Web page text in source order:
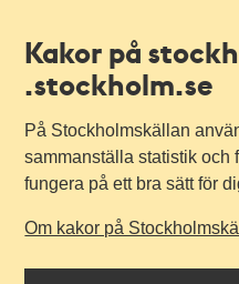
Kakor på
.stockholm.se
På Stockholmskällan
sammanställa statistik och
fungera på ett bra sätt för
Om kakor på